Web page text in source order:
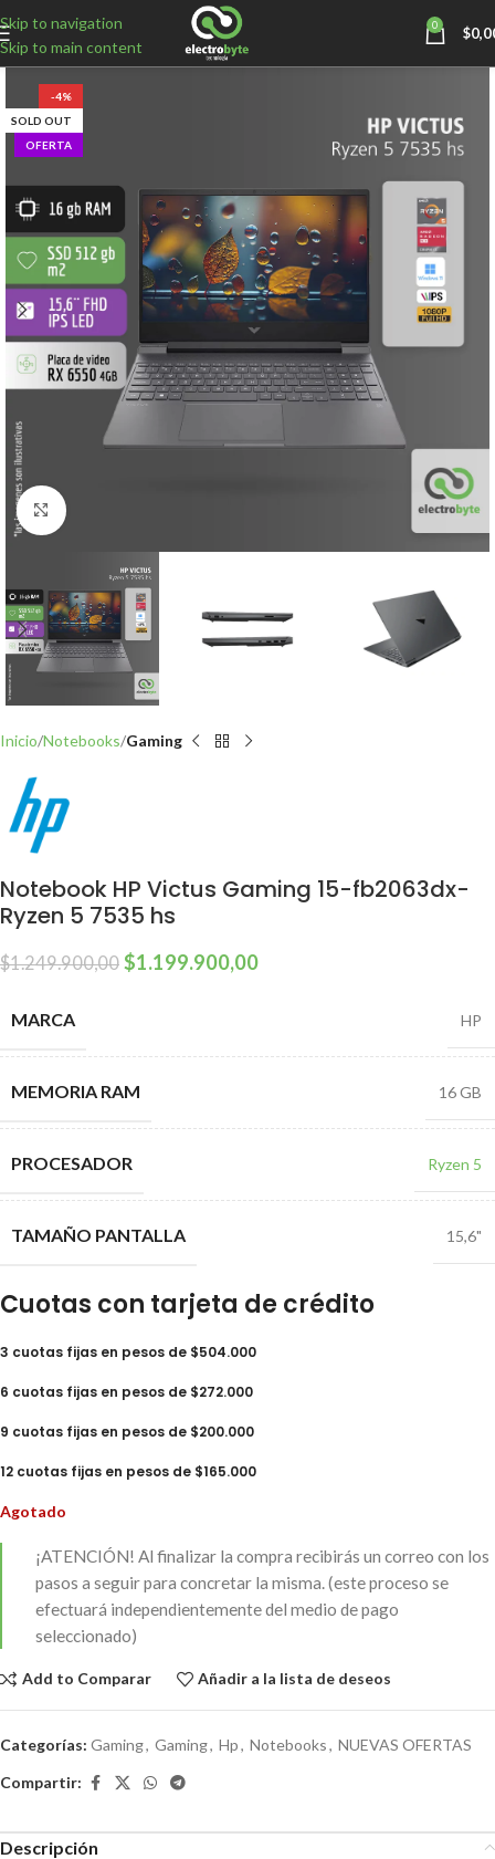
Skip to navigation
Skip to main content
0 $
-4%
SOLD OUT
OFERTA
Click to enlarge
Inicio Notebooks Gaming
Notebook HP Victus Gaming 15-fb2063dx-
Ryzen 5 7535 hs
$1.249.900,00 $1.199.900,00
MARCA HP
MEMORIA RAM 16 GB
PROCESADOR Ryzen 5
TAMAÑO PANTALLA 15,6"
Cuotas con tarjeta de crédito
3 cuotas fijas en pesos de $504.000
6 cuotas fijas en pesos de $272.000
9 cuotas fijas en pesos de $200.000
12 cuotas fijas en pesos de $165.000
Agotado
¡ATENCIÓN! Al finalizar la compra recibirás un correo con los
pasos a seguir para concretar la misma. (este proceso se
efectuará independientemente del medio de pago
seleccionado)
Add to Comparar Añadir a la lista de deseos
Categorías: Gaming, Gaming, Hp, Notebooks, NUEVAS OFERTAS
Compartir:
Descripción